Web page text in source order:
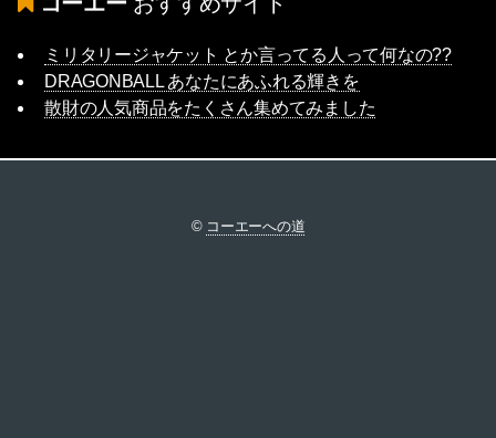
ミリタリージャケット とか言ってる人って何なの??
DRAGONBALL あなたにあふれる輝きを
散財の人気商品をたくさん集めてみました
© コーエーへの道